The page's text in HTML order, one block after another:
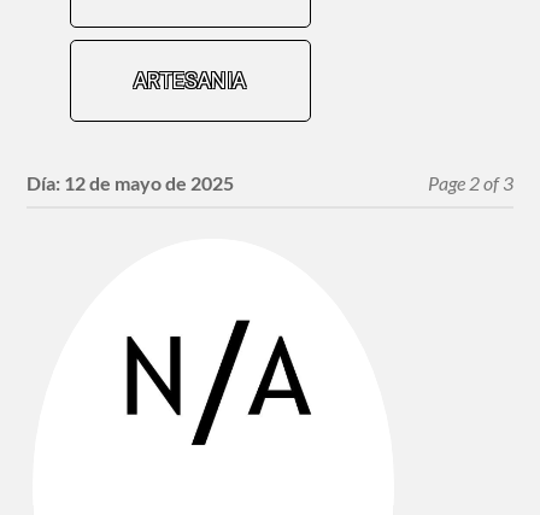
ARTESANIA
Día: 12 de mayo de 2025 Page 2 of 3